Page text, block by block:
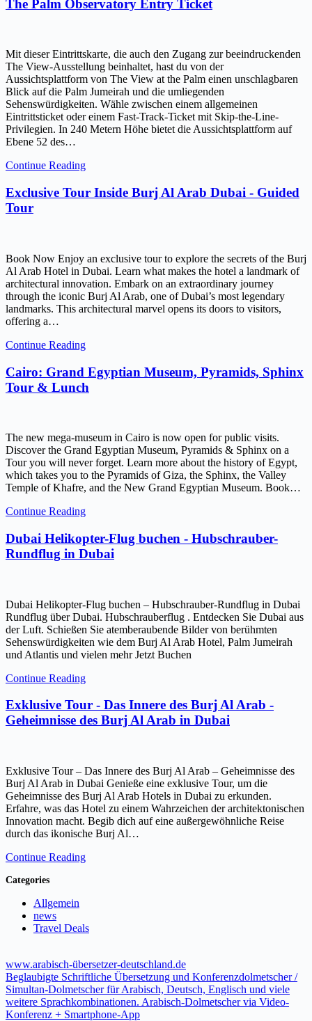
The Palm Observatory Entry Ticket
Mit dieser Eintrittskarte, die auch den Zugang zur beeindruckenden
The View-Ausstellung beinhaltet, hast du von der
Aussichtsplattform von The View at the Palm einen unschlagbaren
Blick auf die Palm Jumeirah und die umliegenden
Sehenswürdigkeiten. Wähle zwischen einem allgemeinen
Eintrittsticket oder einem Fast-Track-Ticket mit Skip-the-Line-
Privilegien. In 240 Metern Höhe bietet die Aussichtsplattform auf
Ebene 52 des…
Continue Reading
Exclusive Tour Inside Burj Al Arab Dubai - Guided
Tour
Book Now Enjoy an exclusive tour to explore the secrets of the Burj
Al Arab Hotel in Dubai. Learn what makes the hotel a landmark of
architectural innovation. Embark on an extraordinary journey
through the iconic Burj Al Arab, one of Dubai’s most legendary
landmarks. This architectural marvel opens its doors to visitors,
offering a…
Continue Reading
Cairo: Grand Egyptian Museum, Pyramids, Sphinx
Tour & Lunch
The new mega-museum in Cairo is now open for public visits.
Discover the Grand Egyptian Museum, Pyramids & Sphinx on a
Tour you will never forget. Learn more about the history of Egypt,
which takes you to the Pyramids of Giza, the Sphinx, the Valley
Temple of Khafre, and the New Grand Egyptian Museum. Book…
Continue Reading
Dubai Helikopter-Flug buchen - Hubschrauber-
Rundflug in Dubai
Dubai Helikopter-Flug buchen – Hubschrauber-Rundflug in Dubai
Rundflug über Dubai. Hubschrauberflug . Entdecken Sie Dubai aus
der Luft. Schießen Sie atemberaubende Bilder von berühmten
Sehenswürdigkeiten wie dem Burj Al Arab Hotel, Palm Jumeirah
und Atlantis und vielen mehr Jetzt Buchen
Continue Reading
Exklusive Tour - Das Innere des Burj Al Arab -
Geheimnisse des Burj Al Arab in Dubai
Exklusive Tour – Das Innere des Burj Al Arab – Geheimnisse des
Burj Al Arab in Dubai Genieße eine exklusive Tour, um die
Geheimnisse des Burj Al Arab Hotels in Dubai zu erkunden.
Erfahre, was das Hotel zu einem Wahrzeichen der architektonischen
Innovation macht. Begib dich auf eine außergewöhnliche Reise
durch das ikonische Burj Al…
Continue Reading
Categories
Allgemein
news
Travel Deals
www.arabisch-übersetzer-deutschland.de
Beglaubigte Schriftliche Übersetzung und Konferenzdolmetscher /
Simultan-Dolmetscher für Arabisch, Deutsch, Englisch und viele
weitere Sprachkombinationen. Arabisch-Dolmetscher via Video-
Konferenz + Smartphone-App